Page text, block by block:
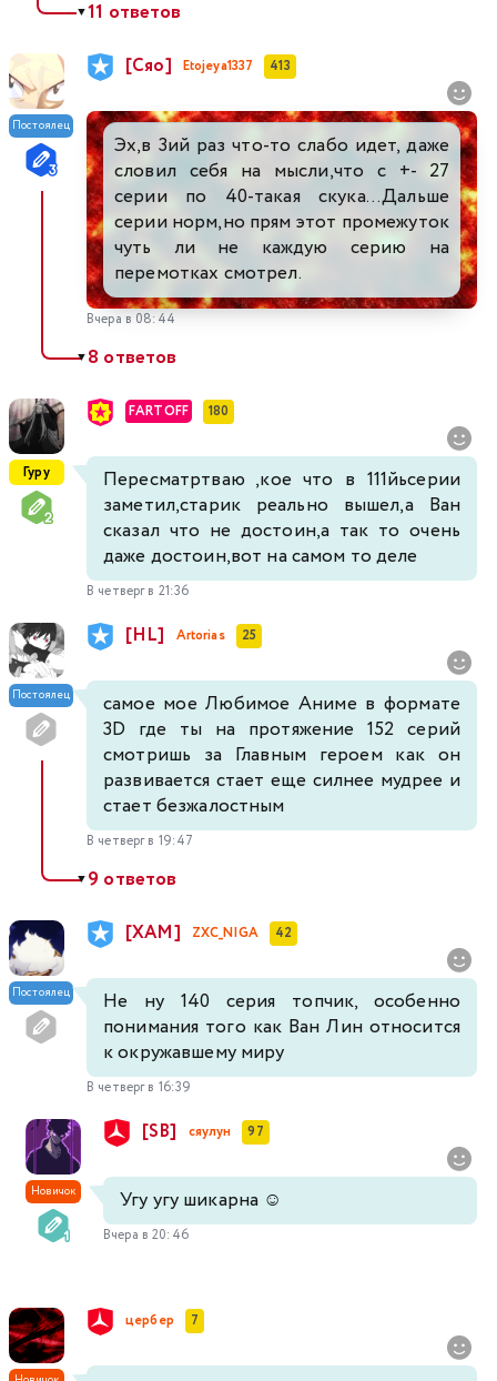
▼11 ответов
Постоялец
[Сяо] Etojeya1337 413
Эх,в 3ий раз что-то слабо идет, даже
словил себя на мысли,что с +- 27
серии по 40-такая скука...Дальше
серии норм,но прям этот промежуток
чуть ли не каждую серию на
перемотках смотрел.
Вчера в 08:44
▼8 ответов
Гуру
FARTOFF 180
Пересматртваю ,кое что в 111йьсерии
заметил,старик реально вышел,а Ван
сказал что не достоин,а так то очень
даже достоин,вот на самом то деле
В четверг в 21:36
Постоялец
[HL] Artorias 25
самое мое Любимое Аниме в формате
3D где ты на протяжение 152 серий
смотришь за Главным героем как он
развивается стает еще силнее мудрее и
стает безжалостным
В четверг в 19:47
▼9 ответов
Постоялец
[XAM] ZXC_NIGA 42
Не ну 140 серия топчик, особенно
понимания того как Ван Лин относится
к окружавшему миру
В четверг в 16:39
Новичок
[SB] сяулун 97
Угу угу шикарна ☺️
Вчера в 20:46
цербер 7